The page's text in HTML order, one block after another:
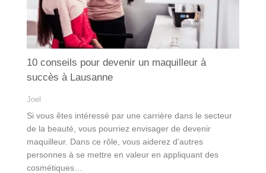
10 conseils pour devenir un maquilleur à
succès à Lausanne
Joel
Si vous êtes intéressé par une carrière dans le secteur
de la beauté, vous pourriez envisager de devenir
maquilleur. Dans ce rôle, vous aiderez d’autres
personnes à se mettre en valeur en appliquant des
cosmétiques…